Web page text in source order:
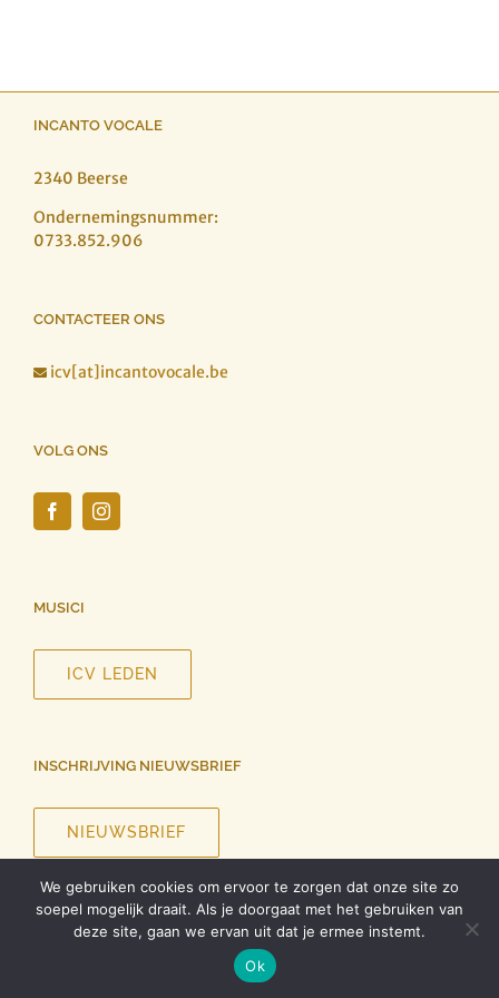
INCANTO VOCALE
2340 Beerse
Ondernemingsnummer:
0733.852.906
CONTACTEER ONS
 icv[at]incantovocale.be
VOLG ONS
MUSICI
ICV LEDEN
INSCHRIJVING NIEUWSBRIEF
NIEUWSBRIEF
2026 InCanto Vocale | Alle rechten voorbehouden |
| Ontwerp website
We gebruiken cookies om ervoor te zorgen dat onze site zo
soepel mogelijk draait. Als je doorgaat met het gebruiken van
deze site, gaan we ervan uit dat je ermee instemt.
Ok